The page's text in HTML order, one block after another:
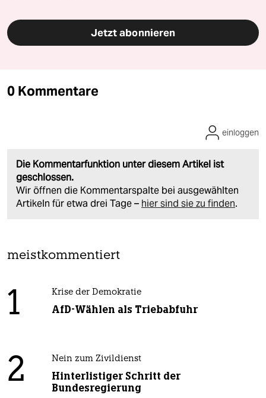
Jetzt abonnieren
0 Kommentare
Die Kommentarfunktion unter diesem Artikel ist
geschlossen.
Wir öffnen die Kommentarspalte bei ausgewählten
Artikeln für etwa drei Tage – hier sind sie zu finden.
einloggen
meistkommentiert
1 Krise der Demokratie
AfD-Wählen als Triebabfuhr
2 Nein zum Zivildienst
Hinterlistiger Schritt der
Bundesregierung